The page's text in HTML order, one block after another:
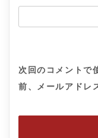
次回のコメントで
前、メールアドレ